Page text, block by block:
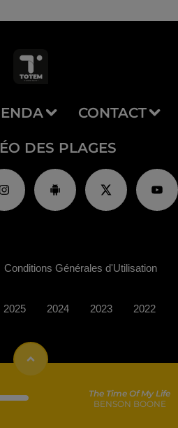
CONTACT
DES PLAGES
The Time Of My Life
BENSON BOONE
Conditions Générales d'Utilisation
2025 2024 2023 2022